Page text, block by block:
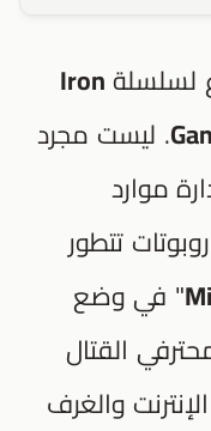
لسلسلةIron
. ليست مجرد
موارد
تتطور
" في وضع
القتال
والغرف